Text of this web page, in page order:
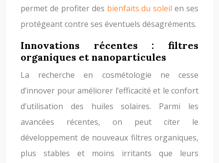
permet de profiter des bienfaits du soleil en ses
protégeant contre ses éventuels désagréments.
Innovations récentes : filtres
organiques et nanoparticules
La recherche en cosmétologie ne cesse
d’innover pour améliorer l’efficacité et le confort
d’utilisation des huiles solaires. Parmi les
avancées récentes, on peut citer le
développement de nouveaux filtres organiques,
plus stables et moins irritants que leurs